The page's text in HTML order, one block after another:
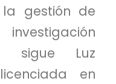
gestión de
sigue Luz
en